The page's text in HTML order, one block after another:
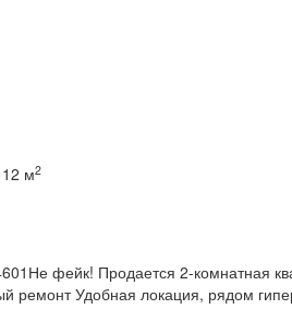
м2
фейк! Продается 2-комнатная
ремонт Удобная локация, рядом